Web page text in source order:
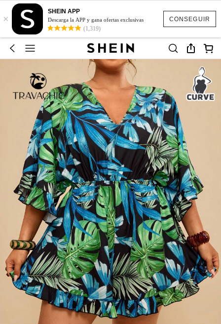
CONSEGUIR
×
SHEIN APP
Descarga la APP y gana ofertas exclusivas
(1,319)